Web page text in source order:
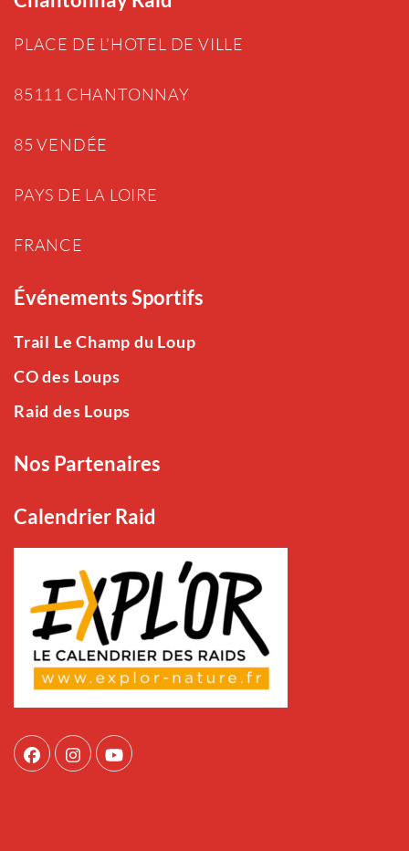
PLACE DE L’HOTEL DE VILLE
85111 CHANTONNAY
85 VENDÉE
PAYS DE LA LOIRE
FRANCE
Événements Sportifs
Trail Le Champ du Loup
CO des Loups
Raid des Loups
Nos Partenaires
Calendrier Raid